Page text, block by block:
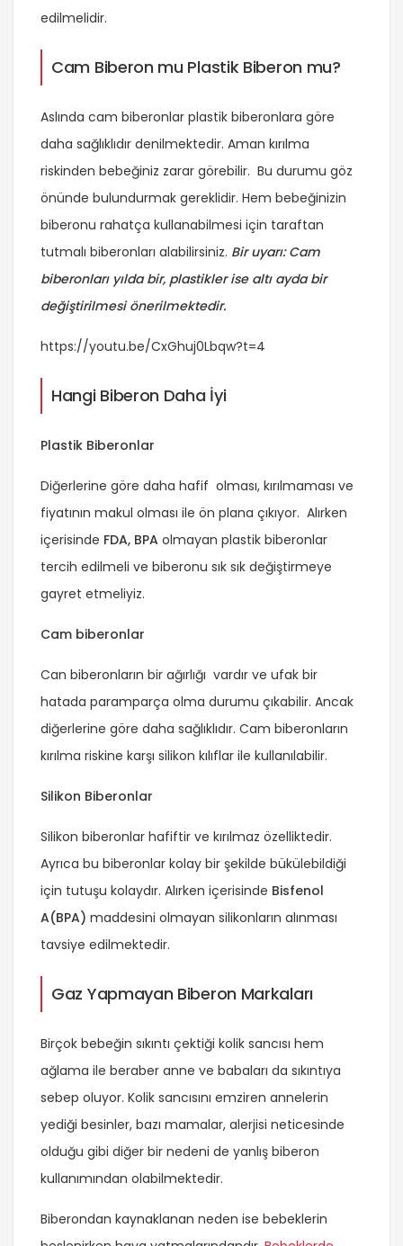
edilmelidir.
Cam Biberon mu Plastik Biberon mu?
Aslında cam biberonlar plastik biberonlara göre
daha sağlıklıdır denilmektedir. Aman kırılma
riskinden bebeğiniz zarar görebilir. Bu durumu göz
önünde bulundurmak gereklidir. Hem bebeğinizin
biberonu rahatça kullanabilmesi için taraftan
tutmalı biberonları alabilirsiniz. Bir uyarı: Cam
biberonları yılda bir, plastikler ise altı ayda bir
değiştirilmesi önerilmektedir.
https://youtu.be/CxGhuj0Lbqw?t=4
Hangi Biberon Daha İyi
Plastik Biberonlar
Diğerlerine göre daha hafif olması, kırılmaması ve
fiyatının makul olması ile ön plana çıkıyor. Alırken
içerisinde FDA, BPA olmayan plastik biberonlar
tercih edilmeli ve biberonu sık sık değiştirmeye
gayret etmeliyiz.
Cam biberonlar
Can biberonların bir ağırlığı vardır ve ufak bir
hatada paramparça olma durumu çıkabilir. Ancak
diğerlerine göre daha sağlıklıdır. Cam biberonların
kırılma riskine karşı silikon kılıflar ile kullanılabilir.
Silikon Biberonlar
Silikon biberonlar hafiftir ve kırılmaz özelliktedir.
Ayrıca bu biberonlar kolay bir şekilde bükülebildiği
için tutuşu kolaydır. Alırken içerisinde Bisfenol
A(BPA) maddesini olmayan silikonların alınması
tavsiye edilmektedir.
Gaz Yapmayan Biberon Markaları
Birçok bebeğin sıkıntı çektiği kolik sancısı hem
ağlama ile beraber anne ve babaları da sıkıntıya
sebep oluyor. Kolik sancısını emziren annelerin
yediği besinler, bazı mamalar, alerjisi neticesinde
olduğu gibi diğer bir nedeni de yanlış biberon
kullanımından olabilmektedir.
Biberondan kaynaklanan neden ise bebeklerin